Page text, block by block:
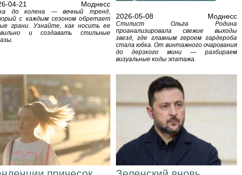
04-21 Моднесс
до колена — вечный тренд,
с каждым сезоном обретает
грани. Узнайте, как носить ее
и создавать стильные
2026-05-08 Моднесс
Стилист Ольга Родина
проанализировала свежие выходы
звезд, где главным героем гардероба
стала юбка. От винтажного очарования
до дерзкого мини — разбираем
визуальные коды эпатажа.